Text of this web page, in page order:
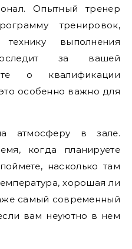
Опытный тренер
тренировок,
выполнения
за вашей
о квалификации
особенно важно для
атмосферу в зале.
когда планируете
насколько там
хорошая ли
самый современный
вам неуютно в нем